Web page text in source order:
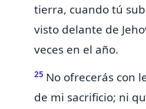
tierra, cuando tú
visto delante de
veces en el año.
25 No ofrecerás con
de mi sacrificio; ni